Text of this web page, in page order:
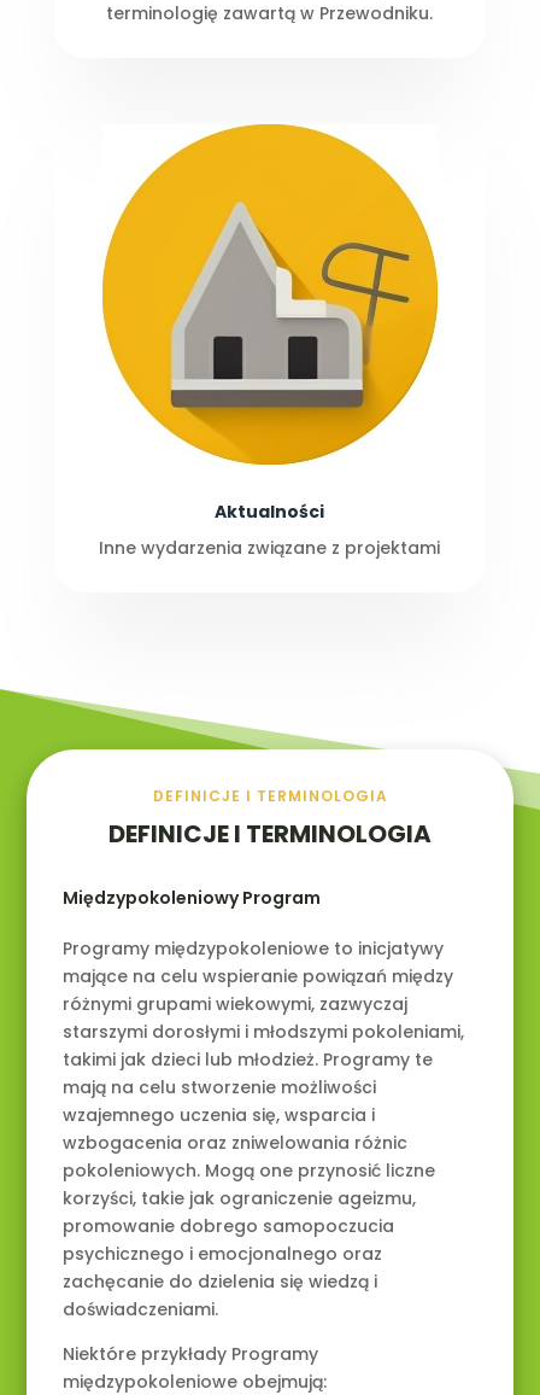
terminologię zawartą w Przewodniku.
Aktualności
Inne wydarzenia związane z projektami
DEFINICJE I TERMINOLOGIA
DEFINICJE I TERMINOLOGIA
Międzypokoleniowy Program
Programy międzypokoleniowe to inicjatywy
mające na celu wspieranie powiązań między
różnymi grupami wiekowymi, zazwyczaj
starszymi dorosłymi i młodszymi pokoleniami,
takimi jak dzieci lub młodzież. Programy te
mają na celu stworzenie możliwości
wzajemnego uczenia się, wsparcia i
wzbogacenia oraz zniwelowania różnic
pokoleniowych. Mogą one przynosić liczne
korzyści, takie jak ograniczenie ageizmu,
promowanie dobrego samopoczucia
psychicznego i emocjonalnego oraz
zachęcanie do dzielenia się wiedzą i
doświadczeniami.
Niektóre przykłady Programy
międzypokoleniowe obejmują: